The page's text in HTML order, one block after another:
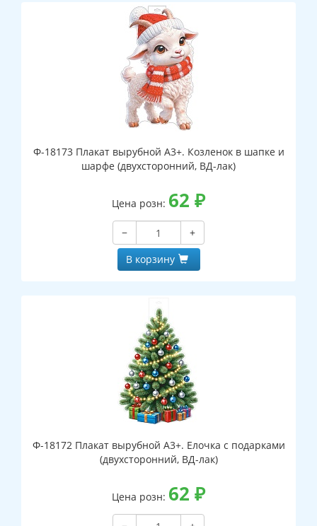
Ф-18173 Плакат вырубной А3+. Козленок в шапке и
шарфе (двухсторонний, ВД-лак)
Цена розн: 62 ₽
−
+
В корзину
Ф-18172 Плакат вырубной А3+. Елочка с подарками
(двухсторонний, ВД-лак)
Цена розн: 62 ₽